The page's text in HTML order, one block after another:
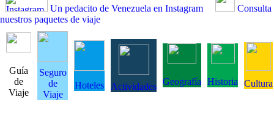
Un pedacito de Venezuela en Instagram
Consulta
nuestros paquetes de viaje
Guía
de
Viaje
Seguro
de
Viaje
Hoteles Actividades Geografía Historia Cultura